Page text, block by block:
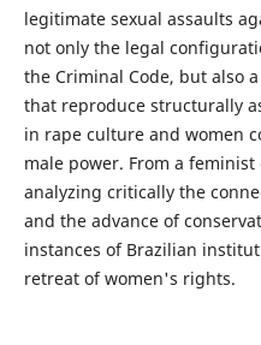
legitimate sexual assaults
not only the legal
the Criminal Code, but also
that reproduce structurally
in rape culture and women
male power. From a
analyzing critically the
and the advance of
instances of Brazilian
retreat of women's rights.